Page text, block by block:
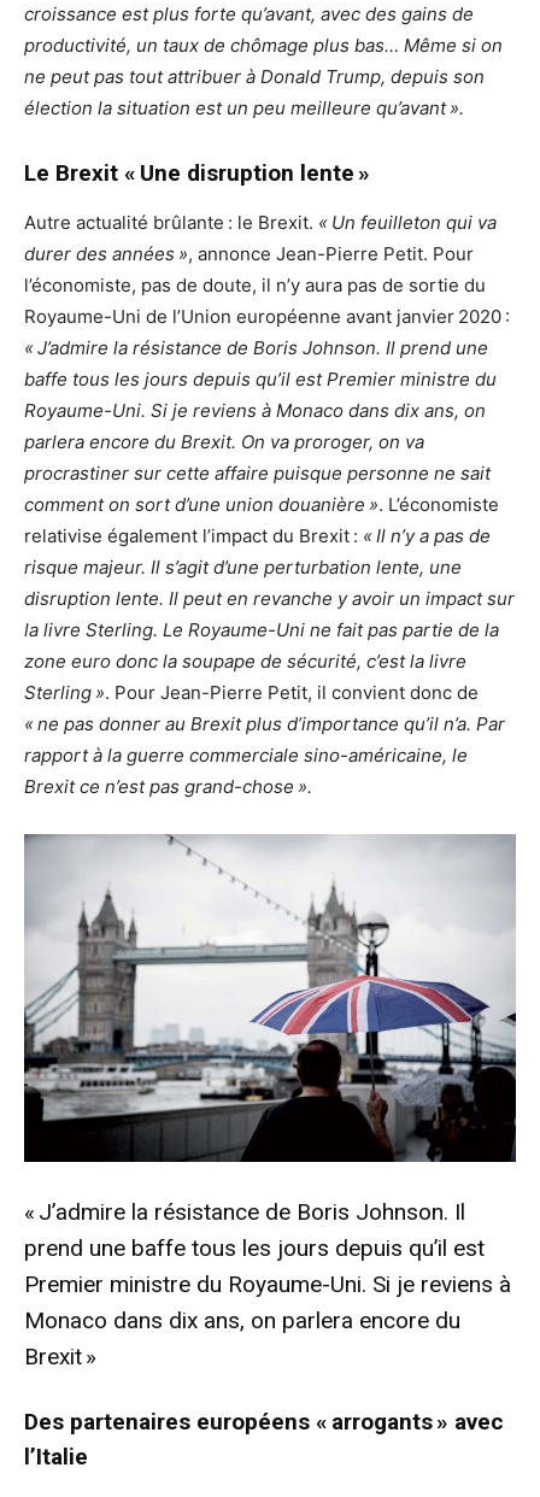
croissance est plus forte qu’avant, avec des gains de
productivité, un taux de chômage plus bas… Même si on
ne peut pas tout attribuer à Donald Trump, depuis son
élection la situation est un peu meilleure qu’avant ».
Le Brexit « Une disruption lente »
Autre actualité brûlante : le Brexit. « Un feuilleton qui va
durer des années », annonce Jean-Pierre Petit. Pour
l’économiste, pas de doute, il n’y aura pas de sortie du
Royaume-Uni de l’Union européenne avant janvier 2020 :
« J’admire la résistance de Boris Johnson. Il prend une
baffe tous les jours depuis qu’il est Premier ministre du
Royaume-Uni. Si je reviens à Monaco dans dix ans, on
parlera encore du Brexit. On va proroger, on va
procrastiner sur cette affaire puisque personne ne sait
comment on sort d’une union douanière ». L’économiste
relativise également l’impact du Brexit : « Il n’y a pas de
risque majeur. Il s’agit d’une perturbation lente, une
disruption lente. Il peut en revanche y avoir un impact sur
la livre Sterling. Le Royaume-Uni ne fait pas partie de la
zone euro donc la soupape de sécurité, c’est la livre
Sterling ». Pour Jean-Pierre Petit, il convient donc de
« ne pas donner au Brexit plus d’importance qu’il n’a. Par
rapport à la guerre commerciale sino-américaine, le
Brexit ce n’est pas grand-chose ».
« J’admire la résistance de Boris Johnson. Il
prend une baffe tous les jours depuis qu’il est
Premier ministre du Royaume-Uni. Si je reviens à
Monaco dans dix ans, on parlera encore du
Brexit »
Des partenaires européens « arrogants » avec
l’Italie